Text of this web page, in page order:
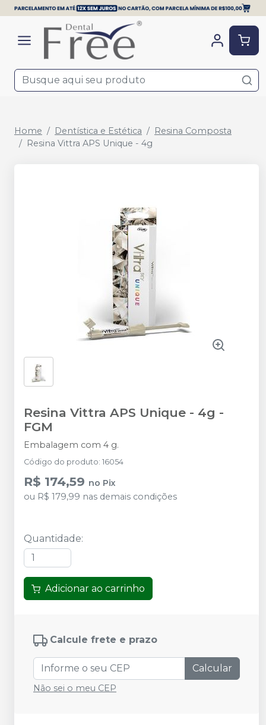
Home Dentística e Estética
Resina Composta
Resina Vittra APS Unique - 4g
Resina Vittra APS Unique - 4g -
FGM
Embalagem com 4 g.
Código do produto: 16054
R$ 174,59 no Pix
ou R$ 179,99 nas demais condições
Quantidade:
Adicionar ao carrinho
Calcule frete e prazo
Calcular
Não sei o meu CEP